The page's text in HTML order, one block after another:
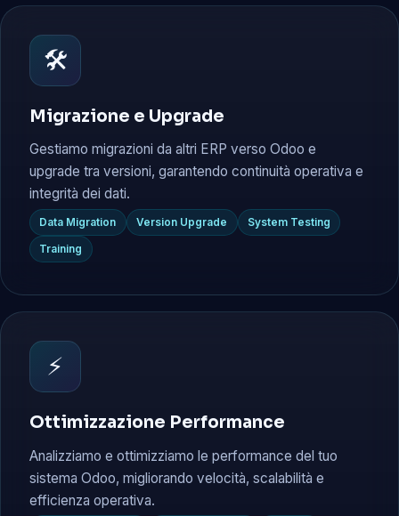
🛠️
Migrazione e Upgrade
Gestiamo migrazioni da altri ERP verso Odoo e
upgrade tra versioni, garantendo continuità operativa e
integrità dei dati.
Data Migration Version Upgrade System Testing
Training
⚡
Ottimizzazione Performance
Analizziamo e ottimizziamo le performance del tuo
sistema Odoo, migliorando velocità, scalabilità e
efficienza operativa.